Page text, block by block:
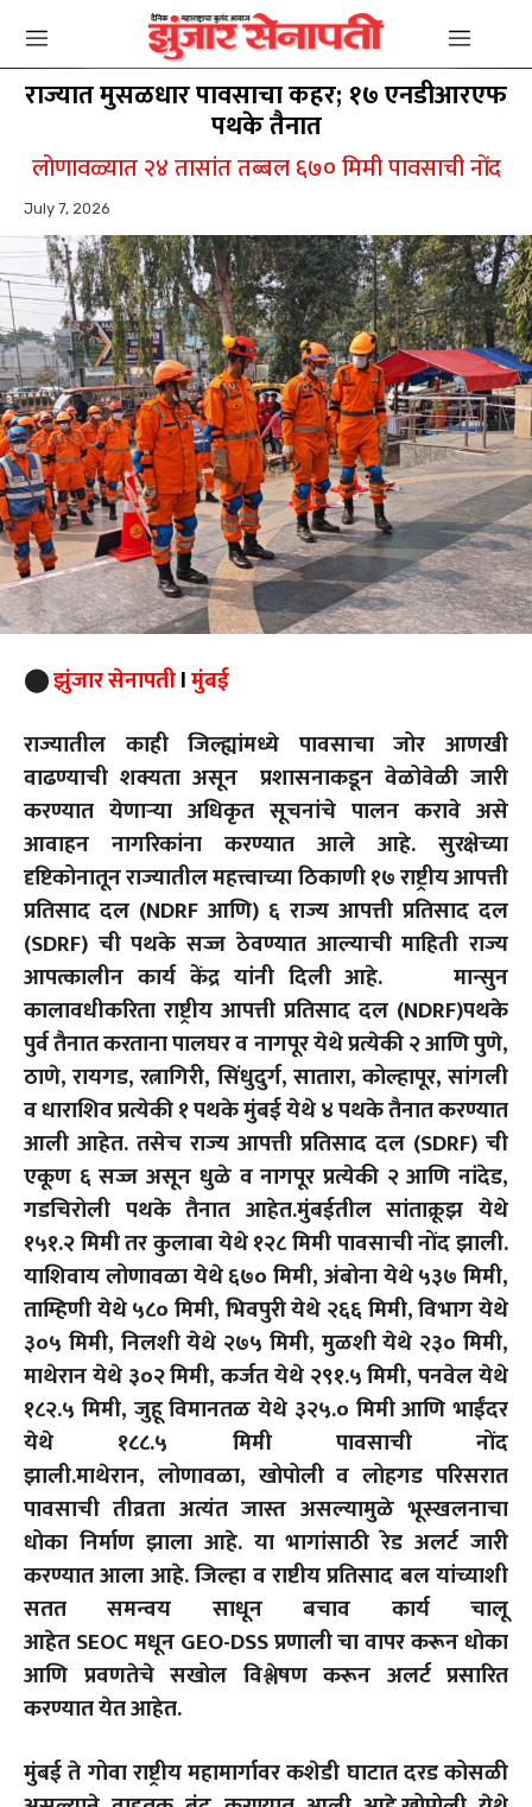
राज्यात मुसळधार पावसाचा कहर; १७ एनडीआरएफ
पथके तैनात
लोणावळ्यात २४ तासांत तब्बल ६७० मिमी पावसाची नोंद
July 7, 2026
⬤झुंजार सेनापतीlमुंबई
राज्यातील काही जिल्ह्यांमध्ये पावसाचा जोर आणखी
वाढण्याची शक्यता असून प्रशासनाकडून वेळोवेळी जारी
करण्यात येणाऱ्या अधिकृत सूचनांचे पालन करावे असे
आवाहन नागरिकांना करण्यात आले आहे. सुरक्षेच्या
दृष्टिकोनातून राज्यातील महत्त्वाच्या ठिकाणी १७ राष्ट्रीय आपत्ती
प्रतिसाद दल (NDRF आणि) ६ राज्य आपत्ती प्रतिसाद दल
(SDRF) ची पथके सज्ज ठेवण्यात आल्याची माहिती राज्य
आपत्कालीन कार्य केंद्र यांनी दिली आहे. मान्सुन
कालावधीकरिता राष्ट्रीय आपत्ती प्रतिसाद दल (NDRF)पथके
पुर्व तैनात करताना पालघर व नागपूर येथे प्रत्येकी २ आणि पुणे,
ठाणे, रायगड, रत्नागिरी, सिंधुदुर्ग, सातारा, कोल्हापूर, सांगली
व धाराशिव प्रत्येकी १ पथके मुंबई येथे ४ पथके तैनात करण्यात
आली आहेत. तसेच राज्य आपत्ती प्रतिसाद दल (SDRF) ची
एकूण ६ सज्ज असून धुळे व नागपूर प्रत्येकी २ आणि नांदेड,
गडचिरोली पथके तैनात आहेत.मुंबईतील सांताक्रूझ येथे
१५१.२ मिमी तर कुलाबा येथे १२८ मिमी पावसाची नोंद झाली.
याशिवाय लोणावळा येथे ६७० मिमी, अंबोना येथे ५३७ मिमी,
ताम्ह‍िणी येथे ५८० मिमी, भिवपुरी येथे २६६ मिमी, विभाग येथे
३०५ मिमी, निलशी येथे २७५ मिमी, मुळशी येथे २३० मिमी,
माथेरान येथे ३०२ मिमी, कर्जत येथे २९१.५ मिमी, पनवेल येथे
१८२.५ मिमी, जुहू विमानतळ येथे ३२५.० मिमी आणि भाईंदर
येथे १८८.५ मिमी पावसाची नोंद
झाली.माथेरान, लोणावळा, खोपोली व लोहगड परिसरात
पावसाची तीव्रता अत्यंत जास्त असल्यामुळे भूस्खलनाचा
धोका निर्माण झाला आहे. या भागांसाठी रेड अलर्ट जारी
करण्यात आला आहे. जिल्हा व राष्टीय प्रतिसाद बल यांच्याशी
सतत समन्वय साधून बचाव कार्य चालू
आहेत SEOC मधून GEO-DSS प्रणाली चा वापर करून धोका
आणि प्रवणतेचे सखोल विश्लेषण करून अलर्ट प्रसारित
करण्यात येत आहेत.
मुंबई ते गोवा राष्ट्रीय महामार्गावर कशेडी घाटात दरड कोसळी